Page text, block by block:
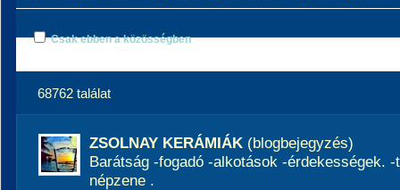
Csak ebben a közösségben
68762 találat
ZSOLNAY KERÁMIÁK (blogbejegyzés)
Barátság -fogadó -alkotások -érdekességek.
népzene .